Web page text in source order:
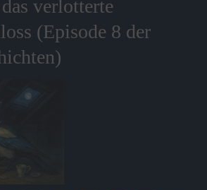
verlotterte
(Episode 8 der